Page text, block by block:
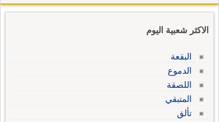
الاكثر شعبية اليوم
البقعة
الدموع
اللصقة
المتبقي
تألق